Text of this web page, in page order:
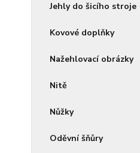
Jehly do šicího stroje
Kovové doplňky
Nažehlovací obrázky
Nitě
Nůžky
Oděvní šňůry